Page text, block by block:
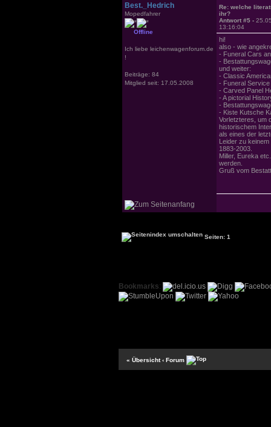
Best._Hedrich
Mopedfahrer
Offline
Ich liebe leichenwagenforum.de
!
Beiträge: 84
Mitglied seit: 17.05.2008
Re: welche
ihr?
Antwort #5 -
13:16:04
hi!
also - wie
- Funeral Cars
-
und weiter:
- Classic
- Funeral
- Carved Panel
- A pictorial
-
- Kiste Kutsche
Vorletzteres, um
historischem
als eines der
Leider zu
1883-2003.
Miller, Eureka
werden.
Gruß vom
Seiten: 1
Bookmarks:
« Übersicht ‹ Forum